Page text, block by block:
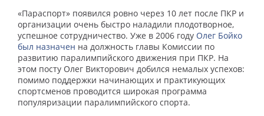
«Параспорт» появился ровно через 10 лет после ПКР и
организации очень быстро наладили плодотворное,
успешное сотрудничество. Уже в 2006 году Олег Бойко
был назначен на должность главы Комиссии по
развитию паралимпийского движения при ПКР. На
этом посту Олег Викторович добился немалых успехов:
помимо поддержки начинающих и практикующих
спортсменов проводится широкая программа
популяризации паралимпийского спорта.